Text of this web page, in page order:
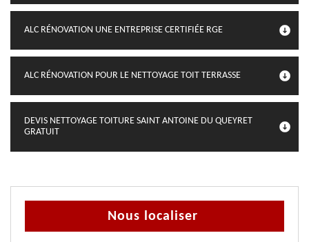
ALC RÉNOVATION UNE ENTREPRISE CERTIFIÉE RGE
ALC RÉNOVATION POUR LE NETTOYAGE TOIT TERRASSE
DEVIS NETTOYAGE TOITURE SAINT ANTOINE DU QUEYRET
GRATUIT
Nous localiser